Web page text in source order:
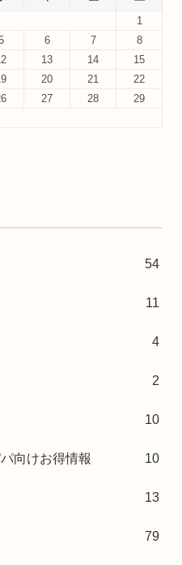
1
6 7
8
13 14
15
20 21
22
27 28
29
54
11
4
2
10
向けお得情報 10
13
79